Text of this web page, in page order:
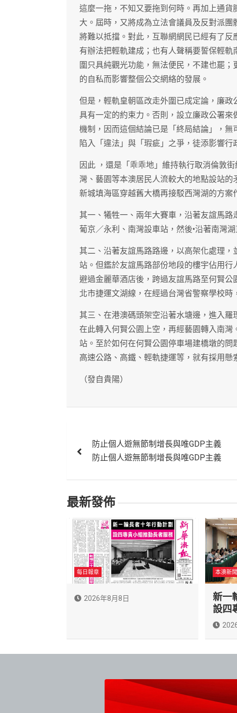
這麼一拖，不知又要拖到何時。再加上通
大。屆時，又將成為立法會議員及反對派
將難以抵擋。對此，互聯網網民已經有了
有辦法把輕軌建成；也有人聲稱要誓保輕
圍只具純觀光功能，無法便民，不建也罷
的自私而影響整個公交網絡的發展。
但是，輕軌皇朝區改走外圍已成定論，廉
具有一定的約束力。否則，設立廉政公署
機制，因而這個結論已是「終局結論」，
陷入「違法」與「瑕疵」之爭，徒添影響行
因此 ，還是「乖乖地」維持執行取消倫敦
灣、藝園等本澳居民人流較大的地點設站
新城填海區穿越舊大橋再接駁西灣湖的方案
其一、犧牲一、兩年大賽車，沿著友誼馬
葡京／永利、南灣設車站，然後•沿著南灣
其二、沿著友誼馬路路邊，以高架化處理
站。但鑑於友誼馬路部份地段的樓宇佔用
避過金麗華酒店後，跨過友誼馬路至何賢
北市捷運文湖線，在經過台灣省警察學校時
其三、在港澳碼頭架空沿著水塘邊，進入
在此轉入何賢公園上空，再經藝園轉入南
站。至於如何在何賢公園停車場建橋墩的
高速公路、高鐵、輕軌捷運等，就有採用懸
（發自貴陽）
章
覽
防止個人遊無節制增長與唯GDP主義
防止個人遊無節制增長與唯GDP主義
最新發佈
每日報章
2026年8月8日
本澳新聞
新一
設四